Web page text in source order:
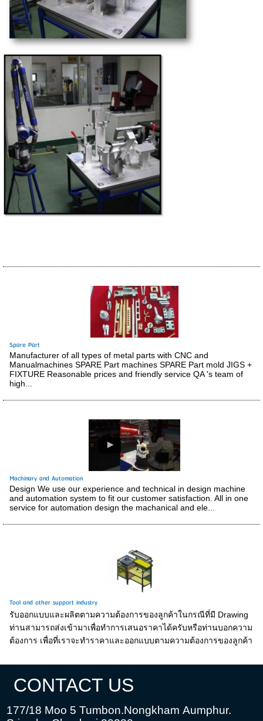
Spare Part
Manufacturer of all types of metal parts with CNC and
Manualmachines SPARE Part machines SPARE Part mold JIGS +
FIXTURE Reasonable prices and friendly service QA 's team of
high...
Machinary and Automation
Design We use our experience and technical in design machine
and automation system to fit our customer satisfaction. All in one
service for automation design the machanical and ele...
Tool and other support industry
รับออกแบบและผลิตตามความต้องการของลูกค้าในกรณีที่มี Drawing
ท่านสามารถส่งเข้ามาเพื่อทำการเสนอราคาได้ครับหรือท่านบอกความ
ต้องการ เพื่อที่เราจะทำราคาและออกแบบตามความต้องการของลูกค้า
CONTACT US
177/18 Moo 5 Tumbon.Nongkham Aumphur.